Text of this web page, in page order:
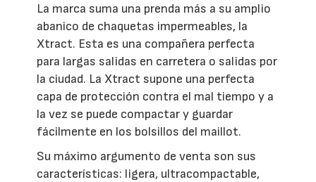
La marca suma una prenda más a su amplio
abanico de chaquetas impermeables, la
Xtract. Esta es una compañera perfecta
para largas salidas en carretera o salidas por
la ciudad. La Xtract supone una perfecta
capa de protección contra el mal tiempo y a
la vez se puede compactar y guardar
fácilmente en los bolsillos del maillot.
Su máximo argumento de venta son sus
características: ligera, ultracompactable,